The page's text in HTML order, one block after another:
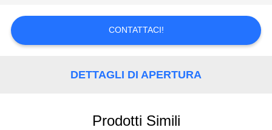
CONTATTACI!
DETTAGLI DI APERTURA
Prodotti Simili